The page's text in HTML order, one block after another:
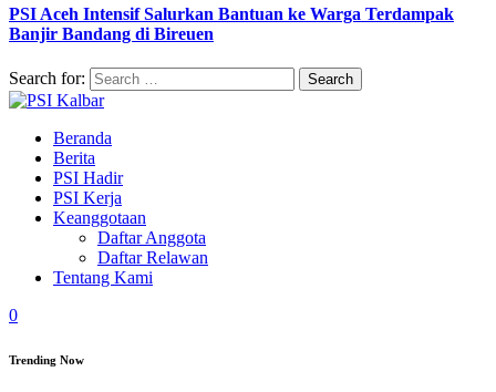
PSI Aceh Intensif Salurkan Bantuan ke Warga Terdampak
Banjir Bandang di Bireuen
Search for:
Beranda
Berita
PSI Hadir
PSI Kerja
Keanggotaan
Daftar Anggota
Daftar Relawan
Tentang Kami
0
Trending Now